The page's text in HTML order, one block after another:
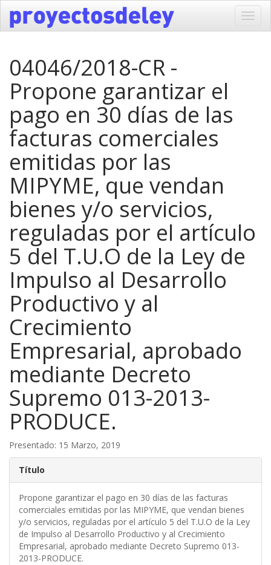
04046/2018-CR -
Propone garantizar el
pago en 30 días de las
facturas comerciales
emitidas por las
MIPYME, que vendan
bienes y/o servicios,
reguladas por el artículo
5 del T.U.O de la Ley de
Impulso al Desarrollo
Productivo y al
Crecimiento
Empresarial, aprobado
mediante Decreto
Supremo 013-2013-
PRODUCE.
Presentado: 15 Marzo, 2019
Título
Propone garantizar el pago en 30 días de las facturas
comerciales emitidas por las MIPYME, que vendan bienes
y/o servicios, reguladas por el artículo 5 del T.U.O de la Ley
de Impulso al Desarrollo Productivo y al Crecimiento
Empresarial, aprobado mediante Decreto Supremo 013-
2013-PRODUCE.